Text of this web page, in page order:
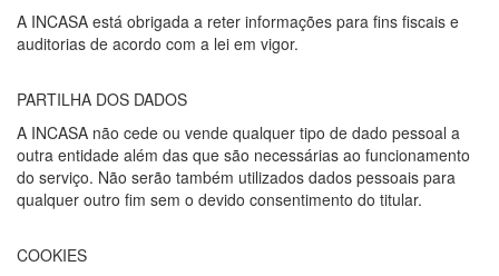
A INCASA está obrigada a reter informações para fins fiscais e
auditorias de acordo com a lei em vigor.
PARTILHA DOS DADOS
A INCASA não cede ou vende qualquer tipo de dado pessoal a
outra entidade além das que são necessárias ao funcionamento
do serviço. Não serão também utilizados dados pessoais para
qualquer outro fim sem o devido consentimento do titular.
COOKIES